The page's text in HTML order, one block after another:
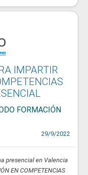
IMPARTIR
FORMACIÓN
29/9/2022
presencial en Valencia
EN COMPETENCIAS